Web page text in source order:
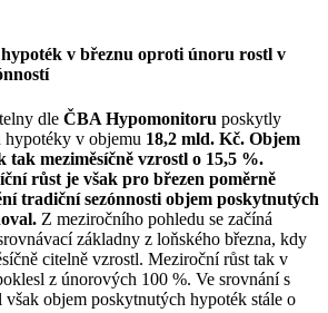
v březnu oproti únoru rostl v
dle ČBA Hypomonitoru poskytly
hypotéky v objemu 18,2 mld. Kč. Objem
meziměsíčně vzrostl o 15,5 %.
růst je však pro březen poměrně
tradiční sezónnosti objem poskytnutých
Z meziročního pohledu se začíná
základny z loňského března, kdy
citelně vzrostl. Meziroční růst tak v
z únorových 100 %. Ve srovnání s
objem poskytnutých hypoték stále o